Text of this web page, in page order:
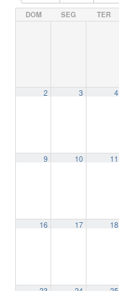
DOM SEG TER
2 3 4
9 10 11
16 17 18